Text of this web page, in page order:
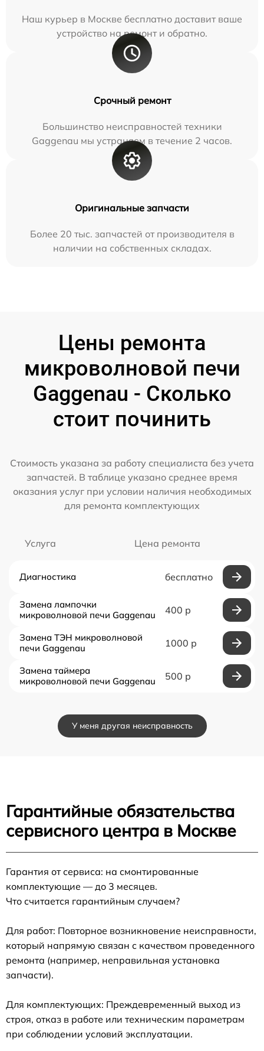
Наш курьер в Москве бесплатно доставит ваше
устройство на ремонт и обратно.
Срочный ремонт
Большинство неисправностей техники
Gaggenau мы устраняем в течение 2 часов.
Оригинальные запчасти
Более 20 тыс. запчастей от производителя в
наличии на собственных складах.
Цены ремонта
микроволновой печи
Gaggenau - Сколько
стоит починить
Стоимость указана за работу специалиста без учета
запчастей. В таблице указано среднее время
оказания услуг при условии наличия необходимых
для ремонта комплектующих
Услуга Цена ремонта
Диагностика бесплатно
Замена лампочки
микроволновой печи Gaggenau
400 р
Замена ТЭН микроволновой
печи Gaggenau
1000 р
Замена таймера
микроволновой печи Gaggenau
500 р
У меня другая неисправность
Гарантийные обязательства
сервисного центра в Москве
Гарантия от сервиса: на смонтированные
комплектующие — до 3 месяцев.
Что считается гарантийным случаем?
Для работ: Повторное возникновение неисправности,
который напрямую связан с качеством проведенного
ремонта (например, неправильная установка
запчасти).
Для комплектующих: Преждевременный выход из
строя, отказ в работе или техническим параметрам
при соблюдении условий эксплуатации.